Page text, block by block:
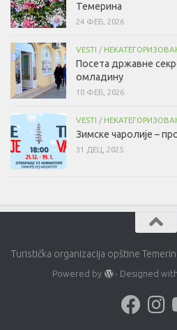
Темерина
24 ФЕБ, 2026
VESTI /
Посета државне
омладину
10 ФЕБ, 2026
VESTI /
Зимске чаролије –
31 ДЕЦ, 2025
Turistička organizacija opštine
Powered by - Designed